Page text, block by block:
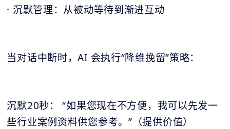
· 沉默管理：从被动等待到渐进互动
当对话中断时，AI 会执行“降维挽留”策略：
沉默20秒： “如果您现在不方便，我可以先发一
些行业案例资料供您参考。”（提供价值）